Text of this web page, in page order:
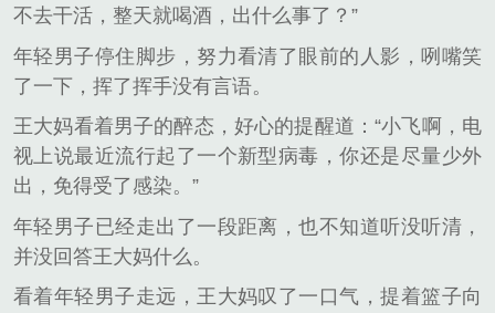
不去干活，整天就喝酒，出什么事了？”
年轻男子停住脚步，努力看清了眼前的人影，咧嘴笑
了一下，挥了挥手没有言语。
王大妈看着男子的醉态，好心的提醒道：“小飞啊，电
视上说最近流行起了一个新型病毒，你还是尽量少外
出，免得受了感染。”
年轻男子已经走出了一段距离，也不知道听没听清，
并没回答王大妈什么。
看着年轻男子走远，王大妈叹了一口气，提着篮子向